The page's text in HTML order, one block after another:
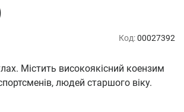
Код:00027392
Містить високоякісний коензим
людей старшого віку.